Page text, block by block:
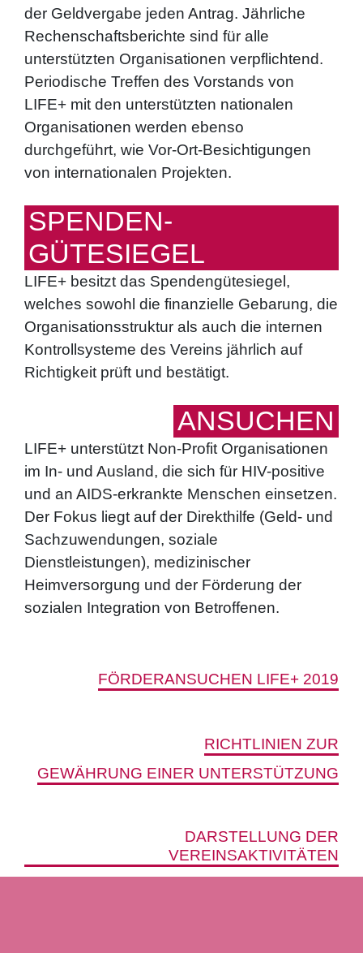
der Geldvergabe jeden Antrag. Jährliche
Rechenschaftsberichte sind für alle
unterstützten Organisationen verpflichtend.
Periodische Treffen des Vorstands von
LIFE+ mit den unterstützten nationalen
Organisationen werden ebenso
durchgeführt, wie Vor-Ort-Besichtigungen
von internationalen Projekten.
SPENDEN­
GÜTESIEGEL
LIFE+ besitzt das Spendengütesiegel,
welches sowohl die finanzielle Gebarung, die
Organisationsstruktur als auch die internen
Kontrollsysteme des Vereins jährlich auf
Richtigkeit prüft und bestätigt.
ANSUCHEN
LIFE+ unterstützt Non-Profit Organisationen
im In- und Ausland, die sich für HIV-positive
und an AIDS-erkrankte Menschen einsetzen.
Der Fokus liegt auf der Direkthilfe (Geld- und
Sachzuwendungen, soziale
Dienstleistungen), medizinischer
Heimversorgung und der Förderung der
sozialen Integration von Betroffenen.
FÖRDERANSUCHEN LIFE+ 2019
RICHTLINIEN ZUR
GEWÄHRUNG EINER UNTERSTÜTZUNG
DARSTELLUNG DER
VEREINSAKTIVITÄTEN